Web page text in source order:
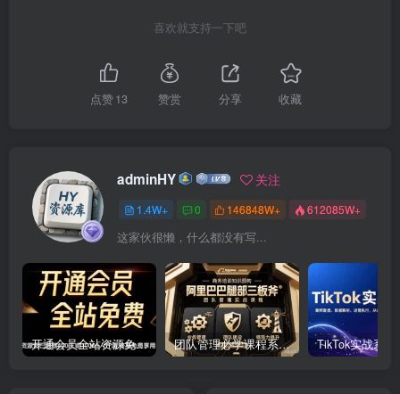
喜欢就支持一下吧
点赞13 赞赏 分享 收藏
adminHY 关注
1.4W+ 0 146848W+ 612085W+
这家伙很懒，什么都没有写...
开通会员全站资源免费下载 开通VIP会员 HY资源库 团队管理必学课程系列，阿里巴巴“腿部三板斧”